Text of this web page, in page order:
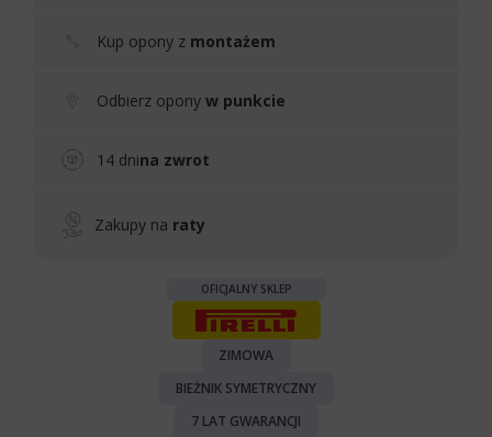
Kup opony z montażem
Odbierz opony w punkcie
14 dnina zwrot
Zakupy na raty
OFICJALNY SKLEP
ZIMOWA
BIEŻNIK SYMETRYCZNY
7 LAT GWARANCJI